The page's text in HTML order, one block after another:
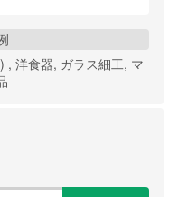
, 洋食器, ガラス細工, マ